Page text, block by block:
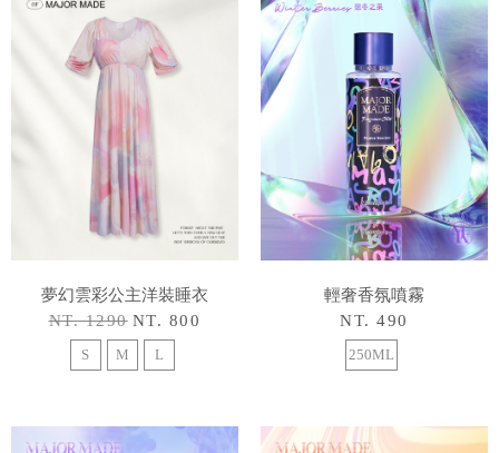
夢幻雲彩公主洋裝睡衣
NT. 1290 NT. 800
S M L
輕奢香氛噴霧
NT. 490
250ML